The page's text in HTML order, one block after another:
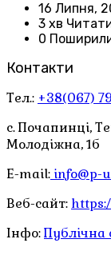
16 Липня,
3 хв
0
Контакти
Тел.: +38(067)
с. Почапинці,
Молодіжна, 1б
E-mail: info@p-
Веб-сайт:
Інфо:Публічна